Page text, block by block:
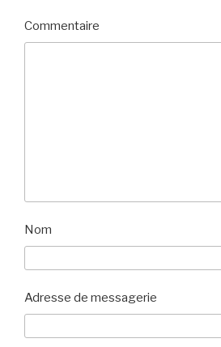
Commentaire
Nom
Adresse de messagerie